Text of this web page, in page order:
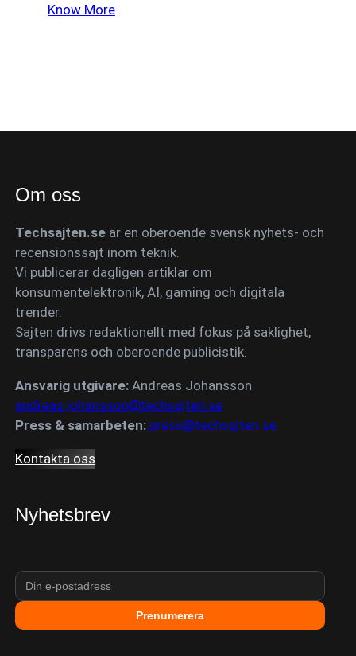
Know More
Om oss
Techsajten.se är en oberoende svensk nyhets- och
recensionssajt inom teknik.
Vi publicerar dagligen artiklar om
konsumentelektronik, AI, gaming och digitala
trender.
Sajten drivs redaktionellt med fokus på saklighet,
transparens och oberoende publicistik.
Ansvarig utgivare: Andreas Johansson
andreas.johansson@techsajten.se
Press & samarbeten: press@techsajten.se
Kontakta oss
Nyhetsbrev
Prenumerera